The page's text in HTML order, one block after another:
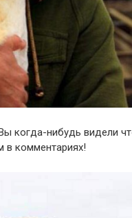
когда-нибудь видели
в комментариях!